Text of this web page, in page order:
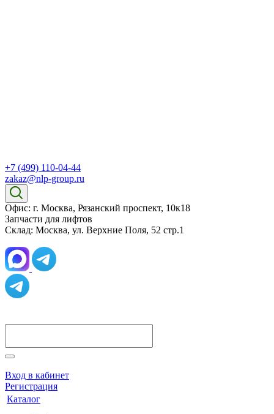
+7 (499) 110-04-44
zakaz@nlp-group.ru
Офис: г. Москва, Рязанский проспект, 10к18
Запчасти для лифтов
Склад: Москва, ул. Верхние Поля, 52 стр.1
Вход в кабинет
Регистрация
Каталог